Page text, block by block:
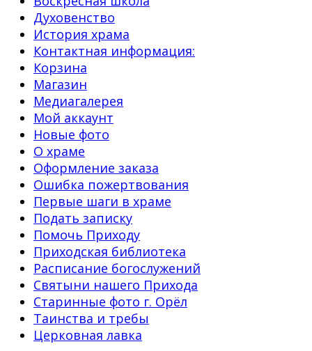
Духовенство
История храма
Контактная информация:
Корзина
Магазин
Медиагалерея
Мой аккаунт
Новые фото
О храме
Оформление заказа
Ошибка пожертвования
Первые шаги в храме
Подать записку
Помочь Приходу
Приходская библиотека
Расписание богослужений
Святыни нашего Прихода
Старинные фото г. Орёл
Таинства и требы
Церковная лавка